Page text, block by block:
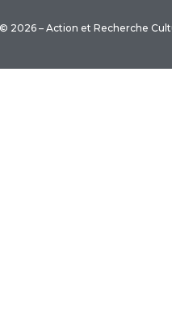
© 2026 – Action et Recherche